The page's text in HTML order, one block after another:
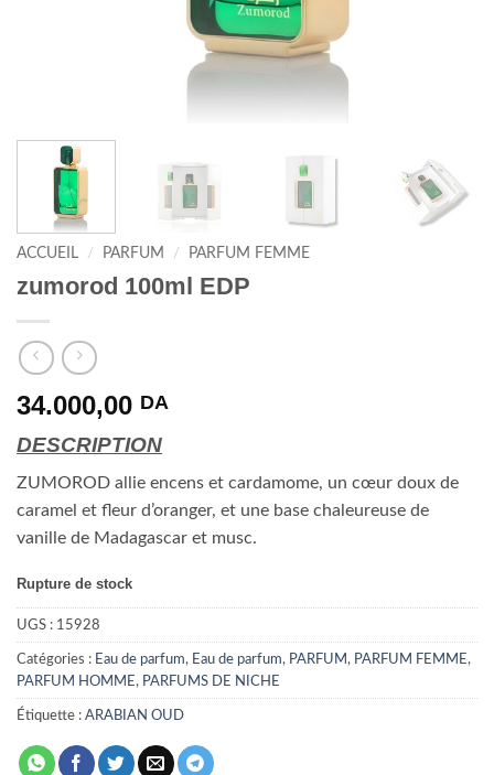
ACCUEIL / PARFUM / PARFUM FEMME
zumorod 100ml EDP
34.000,00 DA
DESCRIPTION
ZUMOROD allie encens et cardamome, un cœur doux de
caramel et fleur d’oranger, et une base chaleureuse de
vanille de Madagascar et musc.
Rupture de stock
UGS : 15928
Catégories : Eau de parfum, Eau de parfum, PARFUM , PARFUM FEMME ,
PARFUM HOMME , PARFUMS DE NICHE
Étiquette : ARABIAN OUD